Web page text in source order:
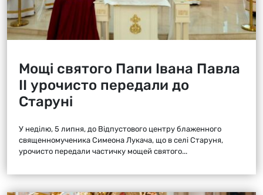
Мощі святого Папи Івана Павла
ІІ урочисто передали до
Старуні
У неділю, 5 липня, до Відпустового центру блаженного
священномученика Симеона Лукача, що в селі Старуня,
урочисто передали частичку мощей святого...